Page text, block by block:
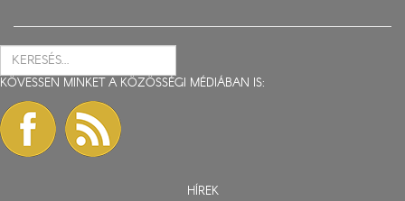
KÖVESSEN MINKET A KÖZÖSSÉGI MÉDIÁBAN IS:
HÍREK